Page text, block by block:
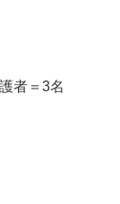
者＝3名